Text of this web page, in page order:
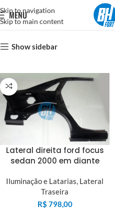
Skip to navigation
Skip to main content
MENU
Show sidebar
Lateral direita ford focus
sedan 2000 em diante
Iluminação e Latarias, Lateral
Traseira
R$ 798,00